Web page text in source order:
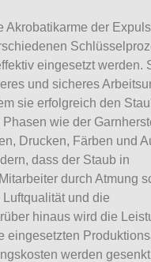
Akrobatikarme der
eingesetzt werden.
und sicheres
sie erfolgreich den
wie der
Drucken, Färben und
dass der Staub in
durch Atmung
und die
hinaus wird die
eingesetzten
werden